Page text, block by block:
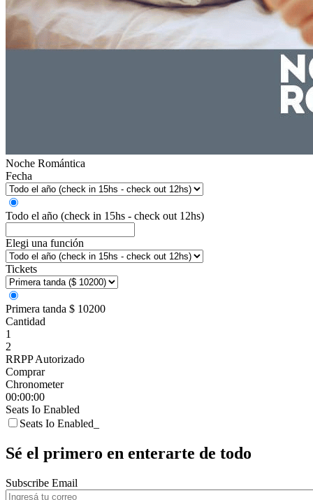
Noche Romántica
Fecha
Todo el año (check in 15hs - check out 12hs)
Elegi una función
Tickets
Primera tanda $ 10200
Cantidad
1
2
RRPP Autorizado
Comprar
Chronometer
00:00:00
Seats Io Enabled
Seats Io Enabled_
Sé el primero en enterarte de todo
Subscribe Email